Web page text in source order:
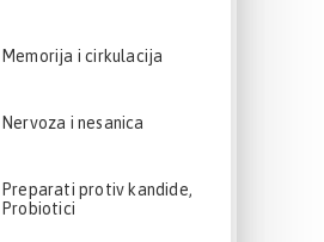
Memorija i cirkulacija
Nervoza i nesanica
Preparati protiv kandide,
Probiotici